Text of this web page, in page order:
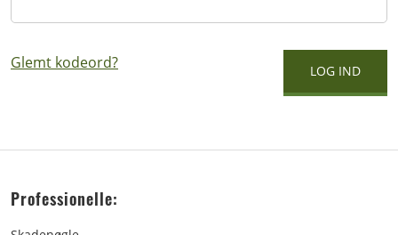
Glemt kodeord?
Professionelle: